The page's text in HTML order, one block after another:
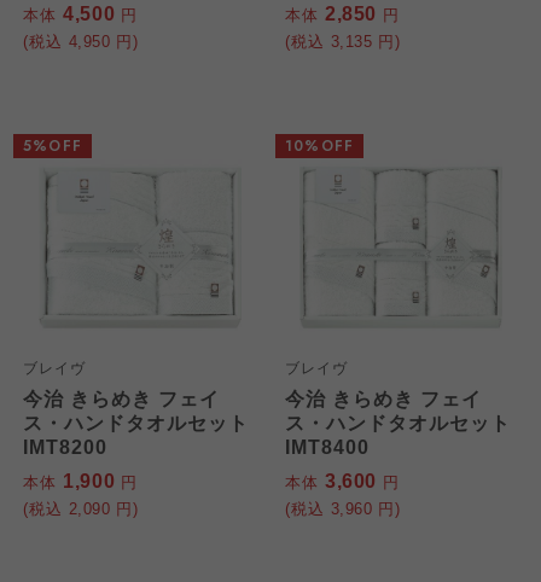
本体 4,500 円
(税込 4,950 円)
本体 2,850 円
(税込 3,135 円)
ブレイヴ
今治 きらめき フェイ
ス・ハンドタオルセット
IMT8200
本体 1,900 円
(税込 2,090 円)
5%OFF
ブレイヴ
今治 きらめき フェイ
ス・ハンドタオルセット
IMT8400
本体 3,600 円
(税込 3,960 円)
10%OFF